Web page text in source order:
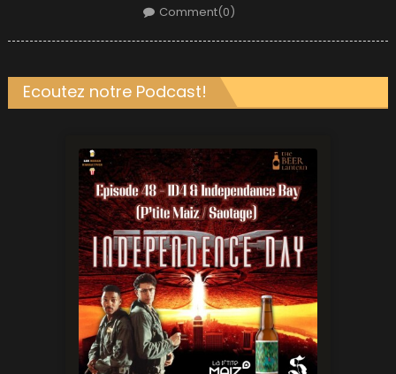
Comment(0)
Ecoutez notre Podcast!